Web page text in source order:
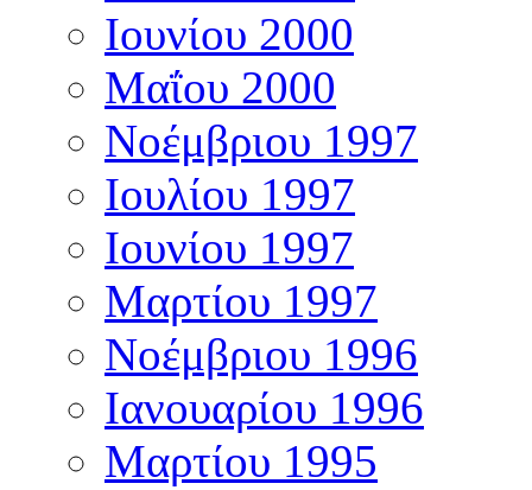
Ιουνίου 2000
Μαΐου 2000
Νοέμβριου 1997
Ιουλίου 1997
Ιουνίου 1997
Μαρτίου 1997
Νοέμβριου 1996
Ιανουαρίου 1996
Μαρτίου 1995